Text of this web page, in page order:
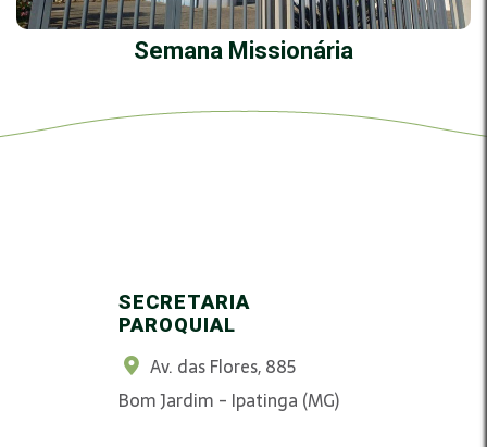
Semana Missionária
SECRETARIA
PAROQUIAL
Av. das Flores, 885
Bom Jardim - Ipatinga (MG)